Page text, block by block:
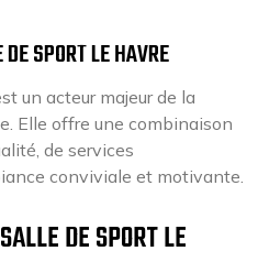
SPORT LE HAVRE
un acteur majeur de la
Elle offre une combinaison
de services
conviviale et motivante.
DE SPORT LE